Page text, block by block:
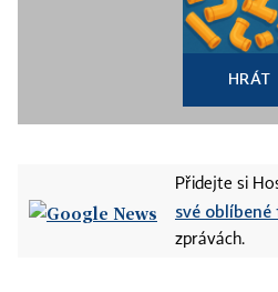
HRÁT
Přidejte si
své
zprávách.